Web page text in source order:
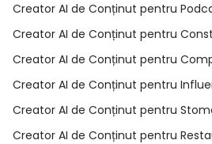
Creator AI de Conținut pentru
Creator AI de Conținut pentru
Creator AI de Conținut pentru
Creator AI de Conținut pentru
Creator AI de Conținut pentru
Creator AI de Conținut pentru